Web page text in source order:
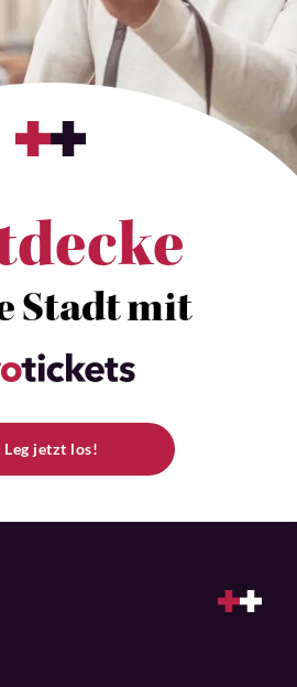
Stadt mit
Leg jetzt los!